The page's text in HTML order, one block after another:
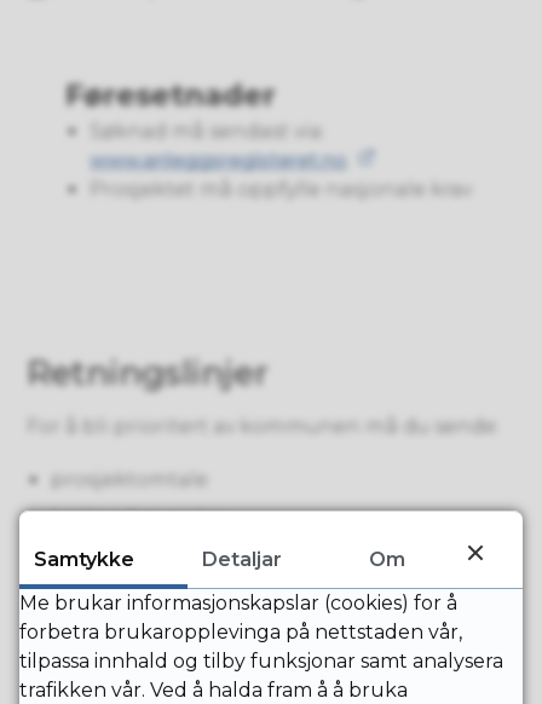
Føresetnader
Søknad må sendast via:
www.anleggsregisteret.no
Prosjektet må oppfylle nasjonale krav
Retningslinjer
For å bli prioritert av kommunen må du sende:
prosjektomtale
kostnadsoverslag
finansieringsplan
Fristen er 31. august.
Samtykke Detaljar
Om
Me brukar informasjonskapslar (cookies) for å
forbetra brukaropplevinga på nettstaden vår,
tilpassa innhald og tilby funksjonar samt analysera
trafikken vår. Ved å halda fram å å bruka